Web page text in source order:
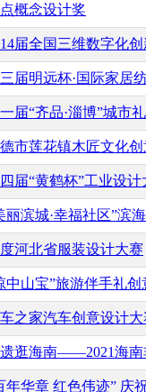
概念设计奖
届全国三维数字化
届明远杯·国际家居
届“齐品·淄博”城市
德市莲花镇木匠文化
届“黄鹤杯”工业设计
丽滨城·幸福社区”滨
河北省服装设计大赛
中山宝”旅游伴手礼
之家汽车创意设计
逛海南——2021海南
年华章 红色伟迹” 庆